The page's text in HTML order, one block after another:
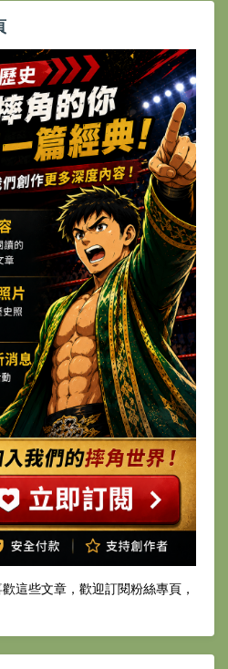
這些文章，歡迎訂閱粉絲專頁，